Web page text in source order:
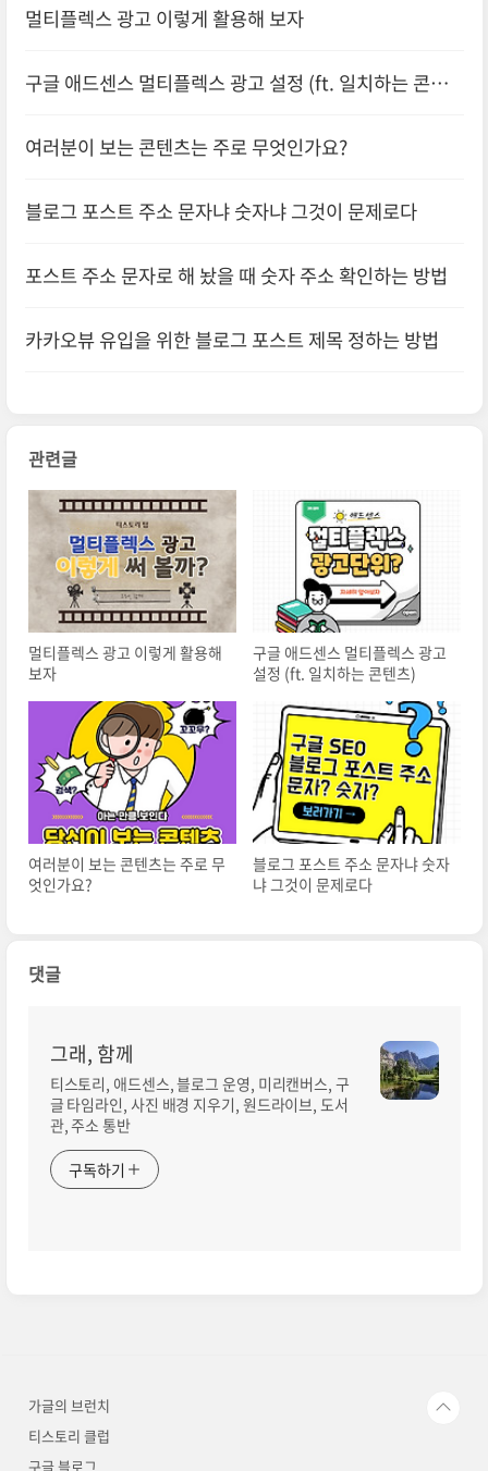
멀티플렉스 광고 이렇게 활용해 보자
구글 애드센스 멀티플렉스 광고 설정 (ft. 일치하는 콘텐
여러분이 보는 콘텐츠는 주로 무엇인가요?
블로그 포스트 주소 문자냐 숫자냐 그것이 문제로다
포스트 주소 문자로 해 놨을 때 숫자 주소 확인하는 방법
카카오뷰 유입을 위한 블로그 포스트 제목 정하는 방법
관련글
멀티플렉스 광고 이렇게 활용해
보자
구글 애드센스 멀티플렉스 광고
설정 (ft. 일치하는 콘텐츠)
여러분이 보는 콘텐츠는 주로 무
엇인가요?
블로그 포스트 주소 문자냐 숫자
냐 그것이 문제로다
댓글
그래, 함께
티스토리, 애드센스, 블로그 운영, 미리캔버스, 구
글 타임라인, 사진 배경 지우기, 원드라이브, 도서
관, 주소 통반
구독하기
가글의 브런치
티스토리 클럽
구글 블로그